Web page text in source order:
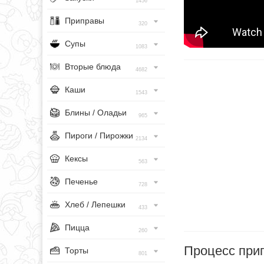
Приправы 320
Супы 1083
Вторые блюда 4682
Каши 1543
Блины / Оладьи 965
Пироги / Пирожки 2134
Кексы 563
Печенье 728
Хлеб / Лепешки 433
Пицца 260
Торты 801 Процесс